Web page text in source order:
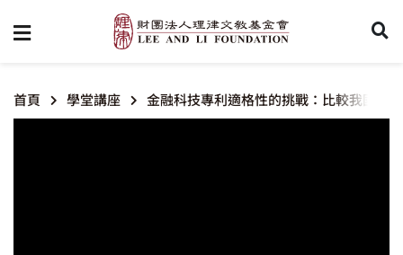
首頁 學堂講座 金融科技專利適格性的挑戰：比較我國、